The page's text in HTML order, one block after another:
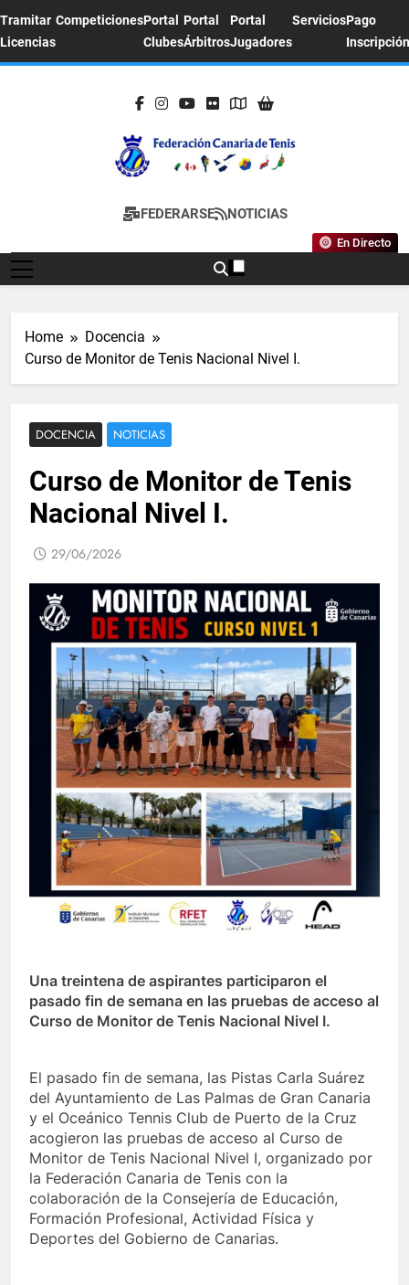
Tramitar
Licencias
CompeticionesPortal
Clubes
Portal
Árbitros
Portal
Jugadores
ServiciosPago
Inscripción
FEDERACION
CANARIA DE
TENIS
Sitio Oficial De La Federación Canaria De
FEDERARSE NOTICIAS
En Directo
Home
Docencia
Curso de Monitor de Tenis Nacional Nivel I.
DOCENCIA NOTICIAS
Curso de Monitor de Tenis
Nacional Nivel I.
29/06/2026
Una treintena de aspirantes participaron el
pasado fin de semana en las pruebas de acceso al
Curso de Monitor de Tenis Nacional Nivel I.
El pasado fin de semana, las Pistas Carla Suárez
del Ayuntamiento de Las Palmas de Gran Canaria
y el Oceánico Tennis Club de Puerto de la Cruz
acogieron las pruebas de acceso al Curso de
Monitor de Tenis Nacional Nivel I, organizado por
la Federación Canaria de Tenis con la
colaboración de la Consejería de Educación,
Formación Profesional, Actividad Física y
Deportes del Gobierno de Canarias.